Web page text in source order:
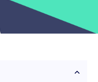
startups.